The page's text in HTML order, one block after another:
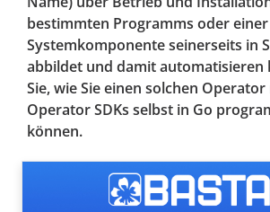
bestimmten Programms oder einer
Systemkomponente seinerseits in
abbildet und damit automatisieren
Sie, wie Sie einen solchen
Operator SDKs selbst in Go
können.